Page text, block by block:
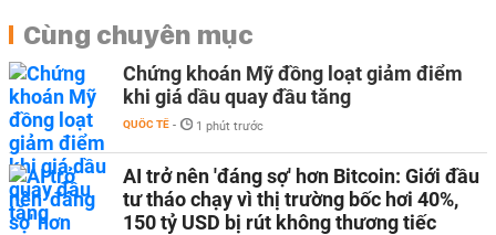
Cùng chuyên mục
Chứng khoán Mỹ đồng loạt giảm điểm
khi giá dầu quay đầu tăng
QUỐC TẾ - 1 phút trước
AI trở nên 'đáng sợ' hơn Bitcoin: Giới đầu
tư tháo chạy vì thị trường bốc hơi 40%,
150 tỷ USD bị rút không thương tiếc